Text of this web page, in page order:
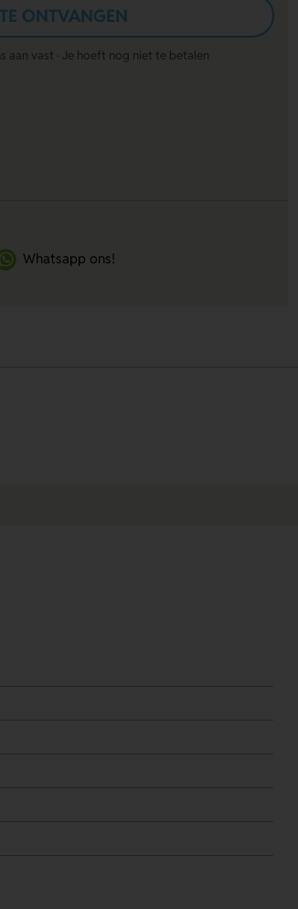
ONTVANGEN
aan vast · Je hoeft nog niet te betalen
Whatsapp ons!